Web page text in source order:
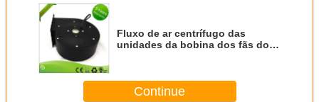
Fluxo de ar centrífugo das
unidades da bobina dos fãs do
Continue